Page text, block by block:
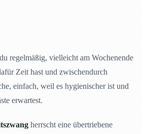
regelmäßig, vielleicht am Wochenende
Zeit hast und zwischendurch
einfach, weil es hygienischer ist und
erwartest.
herrscht eine übertriebene